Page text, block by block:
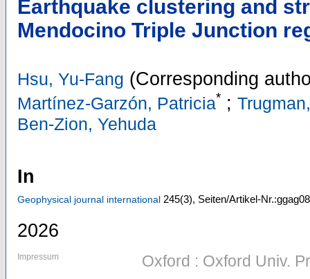
Earthquake clustering and
Mendocino Triple Junction
Hsu, Yu-Fang (Corresponding
Martínez-Garzón, Patricia* ;
Ben-Zion, Yehuda
In
Geophysical journal international 245(3), Seiten/Artikel-
2026
Impressum Oxford : Oxford Univ.